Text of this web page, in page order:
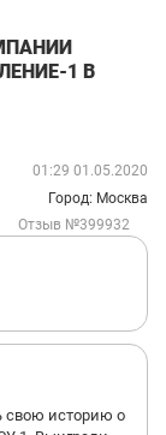
1 В
01:29 01.05.2020
Город: Москва
Отзыв №399932
свою историю о